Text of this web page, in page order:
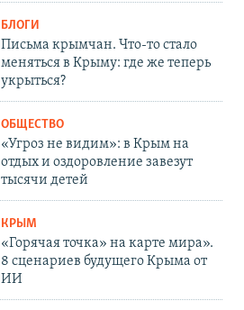
БЛОГИ
Письма крымчан. Что-то стало
меняться в Крыму: где же теперь
укрыться?
ОБЩЕСТВО
«Угроз не видим»: в Крым на
отдых и оздоровление завезут
тысячи детей
КРЫМ
«Горячая точка» на карте мира».
8 сценариев будущего Крыма от
ИИ